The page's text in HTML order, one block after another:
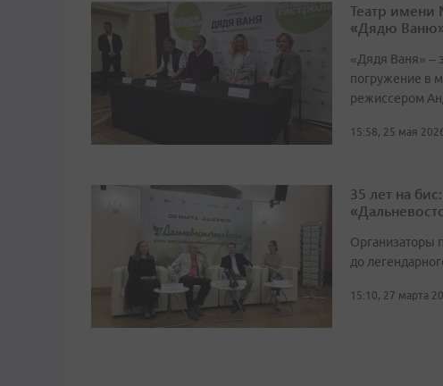
Театр имени
«Дядю
«Дядя Ваня» –
погружение в
режиссером
15:58, 25 мая
35 лет на
Организаторы
до
15:10, 27 марта